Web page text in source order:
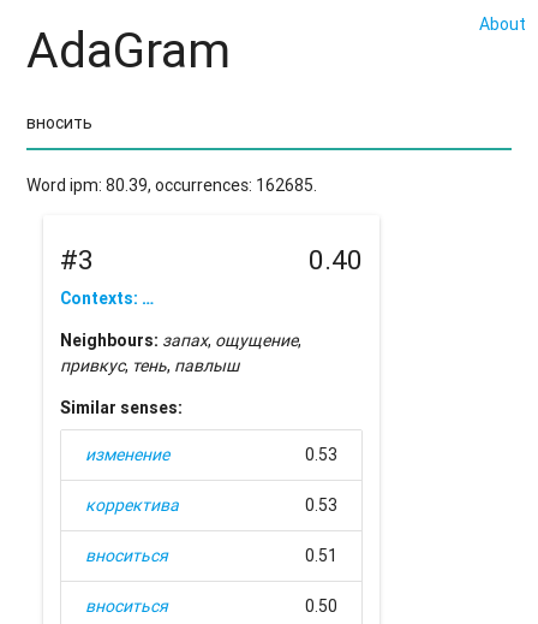
About
AdaGram
Word ipm: 80.39, occurrences: 162685.
#3 0.40
Contexts: …
Neighbours: запах, ощущение,
привкус, тень, павлыш
Similar senses:
изменение 0.53
корректива 0.53
вноситься 0.51
вноситься 0.50